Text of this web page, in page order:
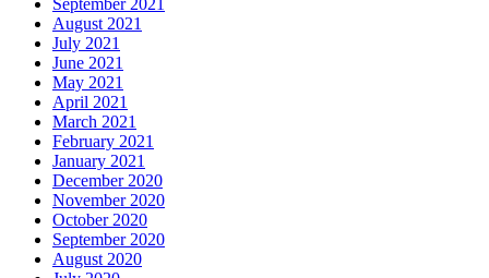
August 2021
July 2021
June 2021
May 2021
April 2021
March 2021
February 2021
January 2021
December 2020
November 2020
October 2020
September 2020
August 2020